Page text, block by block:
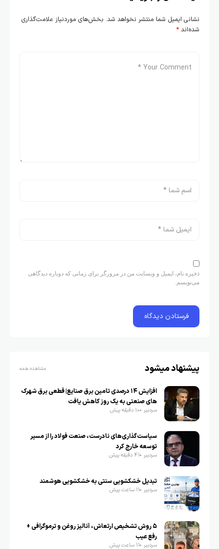
نشانی ایمیل شما منتشر نخواهد شد. بخش‌های موردنیاز علامت‌گذاری
شده‌اند *
ذخیره نام، ایمیل و وبسایت من در مرورگر برای زمانی که دوباره دیدگاهی
می‌نویسم.
پیشنهاد میشود مشاهده همه
افزایش ۱۴ درصدی تامین برق صنایع| قطعی برق شهرک
های صنعتی به یک روز کاهش یافت
سردبیر 10 دقیقه پیش
سیاست‌گذاری‌های نادرست، صنعت فولاد را از مسیر
توسعه خارج کرد
سردبیر 41 دقیقه پیش
تبدیل خشکشویی سنتی به خشکشویی هوشمند
سردبیر 11 ساعت پیش
۵ روش تشخیص ارتعاش، آنالیز روغن و ترموگرافی +
رفع عیب
سردبیر 11 ساعت پیش